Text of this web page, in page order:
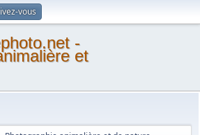
vous
-
et